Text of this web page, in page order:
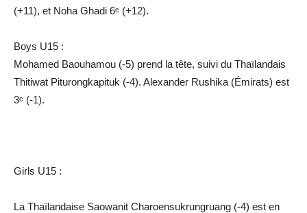
(+11), et Noha Ghadi 6ᵉ (+12).
Boys U15 :
Mohamed Baouhamou (-5) prend la tête, suivi du Thaïlandais
Thitiwat Piturongkapituk (-4). Alexander Rushika (Émirats) est
3ᵉ (-1).
Girls U15 :
La Thaïlandaise Saowanit Charoensukrungruang (-4) est en